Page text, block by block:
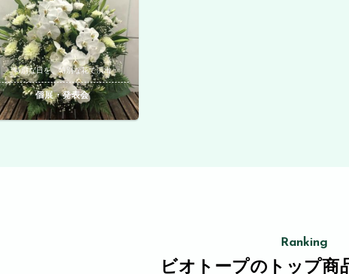
特別な日を、特別な花で演出
個展・発表会
Ranking
ビオトープの トップ